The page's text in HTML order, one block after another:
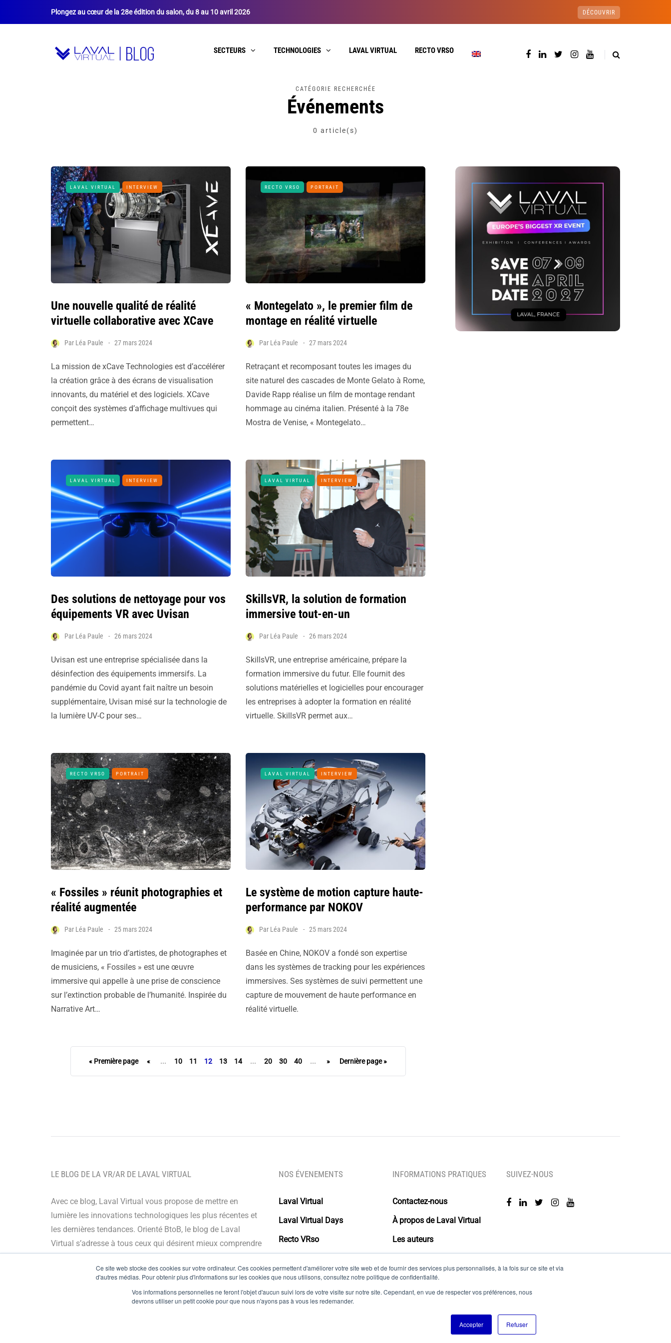
Ce site web stocke des cookies sur votre ordinateur. Ces cookies permettent d'améliorer votre site web et de fournir des services plus personnalisés, à la fois sur ce site et via
d'autres médias. Pour obtenir plus d'informations sur les cookies que nous utilisons, consultez notre politique de confidentialité.
Vos informations personnelles ne feront l'objet d'aucun suivi lors de votre visite sur notre site. Cependant, en vue de respecter vos préférences, nous
devrons utiliser un petit cookie pour que nous n'ayons pas à vous les redemander.
Accepter Refuser
Plongez au cœur de la 28e édition du salon, du 8 au 10 avril 2026 DÉCOUVRIR
SECTEURS TECHNOLOGIES LAVAL VIRTUAL RECTO VRSO
CATÉGORIE RECHERCHÉE
Événements
0 article(s)
LAVAL VIRTUAL INTERVIEW
Une nouvelle qualité de réalité
virtuelle collaborative avec XCave
Par Léa Paule 27 mars 2024
La mission de xCave Technologies est d’accélérer
la création grâce à des écrans de visualisation
innovants, du matériel et des logiciels. XCave
conçoit des systèmes d’affichage multivues qui
permettent…
RECTO VRSO PORTRAIT
« Montegelato », le premier film de
montage en réalité virtuelle
Par Léa Paule 27 mars 2024
Retraçant et recomposant toutes les images du
site naturel des cascades de Monte Gelato à Rome,
Davide Rapp réalise un film de montage rendant
hommage au cinéma italien. Présenté à la 78e
Mostra de Venise, « Montegelato…
LAVAL VIRTUAL INTERVIEW
Des solutions de nettoyage pour vos
équipements VR avec Uvisan
Par Léa Paule 26 mars 2024
Uvisan est une entreprise spécialisée dans la
désinfection des équipements immersifs. La
pandémie du Covid ayant fait naître un besoin
supplémentaire, Uvisan misé sur la technologie de
la lumière UV-C pour ses…
LAVAL VIRTUAL INTERVIEW
SkillsVR, la solution de formation
immersive tout-en-un
Par Léa Paule 26 mars 2024
SkillsVR, une entreprise américaine, prépare la
formation immersive du futur. Elle fournit des
solutions matérielles et logicielles pour encourager
les entreprises à adopter la formation en réalité
virtuelle. SkillsVR permet aux…
RECTO VRSO PORTRAIT
« Fossiles » réunit photographies et
réalité augmentée
Par Léa Paule 25 mars 2024
Imaginée par un trio d’artistes, de photographes et
de musiciens, « Fossiles » est une œuvre
immersive qui appelle à une prise de conscience
sur l’extinction probable de l’humanité. Inspirée du
Narrative Art…
LAVAL VIRTUAL INTERVIEW
Le système de motion capture haute-
performance par NOKOV
Par Léa Paule 25 mars 2024
Basée en Chine, NOKOV a fondé son expertise
dans les systèmes de tracking pour les expériences
immersives. Ses systèmes de suivi permettent une
capture de mouvement de haute performance en
réalité virtuelle.
« Première page « ... 10 11 12 13 14 ... 20 30 40 ... » Dernière page »
LE BLOG DE LA VR/AR DE LAVAL VIRTUAL
Avec ce blog, Laval Virtual vous propose de mettre en
lumière les innovations technologiques les plus récentes et
les dernières tendances. Orienté BtoB, le blog de Laval
Virtual s’adresse à tous ceux qui désirent mieux comprendre
leur chaîne de valeur ou encore anticiper leurs évolutions.
NOS ÉVENEMENTS
Laval Virtual
Laval Virtual Days
Recto VRso
INFORMATIONS PRATIQUES
Contactez-nous
À propos de Laval Virtual
Les auteurs
Mentions légales
SUIVEZ-NOUS